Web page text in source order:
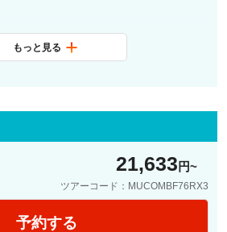
2名
もっと見る
21,633 円
ツアーコード：MUCOMBF76RX3
予約する